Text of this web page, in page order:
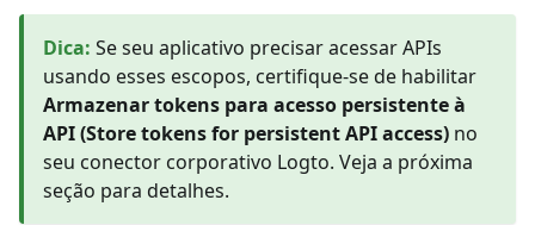
Dica: Se seu aplicativo precisar acessar APIs
usando esses escopos, certifique-se de habilitar
Armazenar tokens para acesso persistente à
API (Store tokens for persistent API access) no
seu conector corporativo Logto. Veja a próxima
seção para detalhes.